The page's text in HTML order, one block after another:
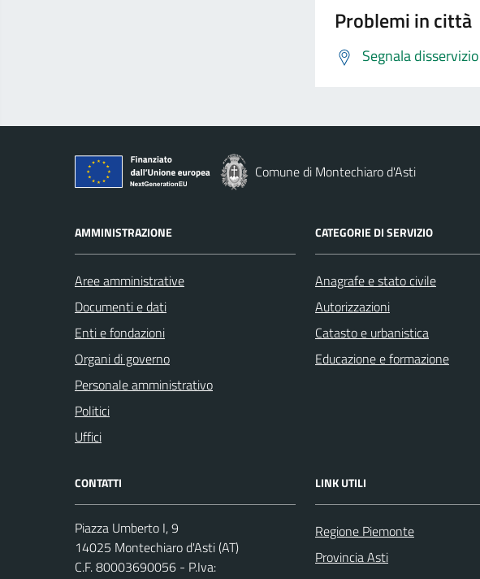
Problemi in città
Segnala disservizio
Comune di Montechiaro d'Asti
AMMINISTRAZIONE
Aree amministrative
Documenti e dati
Enti e fondazioni
Organi di governo
Personale amministrativo
Politici
Uffici
CATEGORIE DI SERVIZIO
Anagrafe e stato civile
Autorizzazioni
Catasto e urbanistica
Educazione e formazione
CONTATTI
Piazza Umberto I, 9
14025 Montechiaro d'Asti (AT)
C.F. 80003690056 - P.Iva:
LINK UTILI
Regione Piemonte
Provincia Asti